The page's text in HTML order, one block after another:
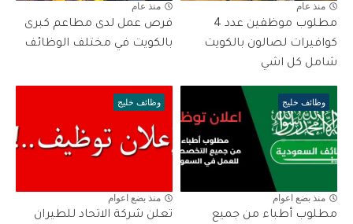
منذ عام
مطلوب موظفين عدد 4
كوافيرات لصالون بالكويت
شامل كل اشي
منذ عام
فرص عمل لدى مطاعم كبرى
بالكويت في مختلف الوظائف
وظائف خليج
منذ بضع اعوام
مطلوب أطباء من جميع
وظائف خليج
منذ بضع اعوام
تعلن شركة الاتحاد للطيران